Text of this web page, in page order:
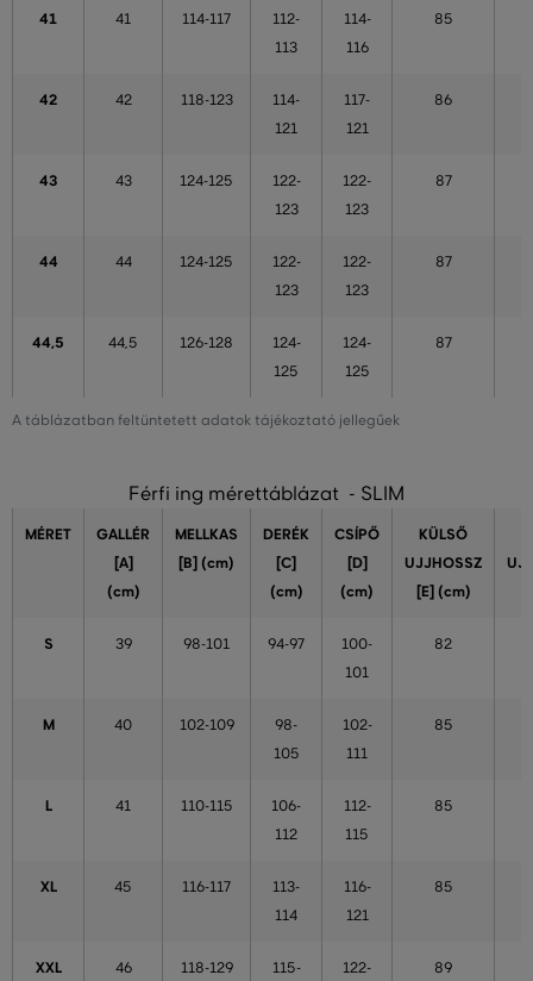
A táblázatban feltüntetett adatok tájékoztató jellegűek
41 41 114-117
112-
113
114-
116
85
42 42 118-123
114-
121
117-
121
86
43 43 124-125
122-
123
122-
123
87
44 44 124-125
122-
123
122-
123
87
44,5 44,5 126-128
124-
125
124-
125
87
Férfi ing mérettáblázat - SLIM
MÉRET
GALLÉR
[A]
(cm)
MELLKAS
[B] (cm)
DERÉK
[C]
(cm)
CSÍPŐ
[D]
(cm)
KÜLSŐ
UJJHOSSZ
[E] (cm)
S 39 98-101 94-97
100-
101
82
M 40 102-109
98-
105
102-
111
85
L 41 110-115
106-
112
112-
115
85
XL 45 116-117
113-
114
116-
121
85
XXL 46 118-129
115-
122-
89